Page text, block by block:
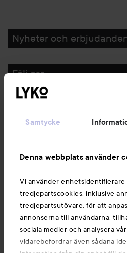
Samtycke
Denna webbplats använder
Vi använder
tredjepartscookies, inklusive
tredjepartsutövare, för att
annonserna till användarna,
sociala medier och analysera
vidarebefordrar även sådana
Nyheter och
Följ oss
Du kanske också gillar